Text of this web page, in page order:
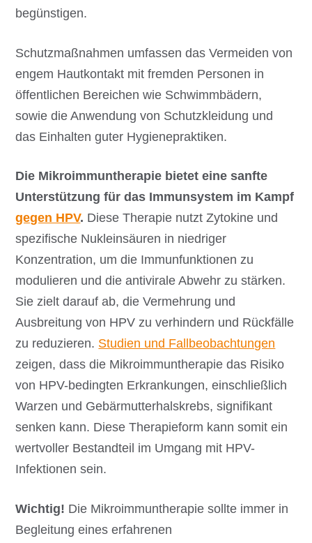
begünstigen.
Schutzmaßnahmen umfassen das Vermeiden von
engem Hautkontakt mit fremden Personen in
öffentlichen Bereichen wie Schwimmbädern,
sowie die Anwendung von Schutzkleidung und
das Einhalten guter Hygienepraktiken.
Die Mikroimmuntherapie bietet eine sanfte
Unterstützung für das Immunsystem im Kampf
gegen HPV. Diese Therapie nutzt Zytokine und
spezifische Nukleinsäuren in niedriger
Konzentration, um die Immunfunktionen zu
modulieren und die antivirale Abwehr zu stärken.
Sie zielt darauf ab, die Vermehrung und
Ausbreitung von HPV zu verhindern und Rückfälle
zu reduzieren. Studien und Fallbeobachtungen
zeigen, dass die Mikroimmuntherapie das Risiko
von HPV-bedingten Erkrankungen, einschließlich
Warzen und Gebärmutterhalskrebs, signifikant
senken kann. Diese Therapieform kann somit ein
wertvoller Bestandteil im Umgang mit HPV-
Infektionen sein.
Wichtig! Die Mikroimmuntherapie sollte immer in
Begleitung eines erfahrenen